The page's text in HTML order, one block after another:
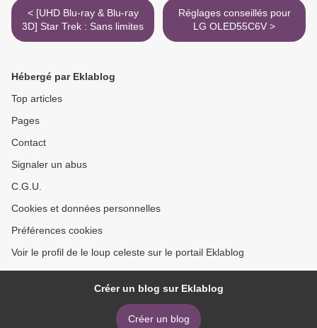
< [UHD Blu-ray & Blu-ray
3D] Star Trek : Sans limites
Réglages conseillés pour
LG OLED55C6V >
Hébergé par Eklablog
Top articles
Pages
Contact
Signaler un abus
C.G.U.
Cookies et données personnelles
Préférences cookies
Voir le profil de le loup celeste sur le portail Eklablog
Créer un blog sur Eklablog
Créer un blog